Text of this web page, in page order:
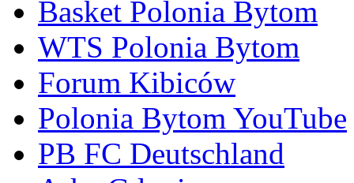
Basket Polonia Bytom
WTS Polonia Bytom
Forum Kibiców
Polonia Bytom YouTube
PB FC Deutschland